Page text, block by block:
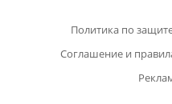
Политика по
Соглашение и